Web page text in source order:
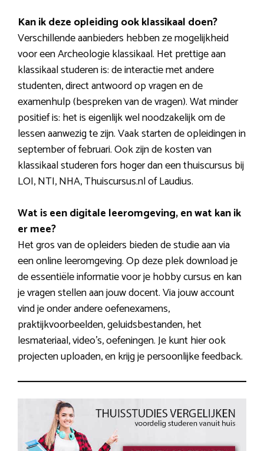
Kan ik deze opleiding ook klassikaal doen?
Verschillende aanbieders hebben ze mogelijkheid
voor een Archeologie klassikaal. Het prettige aan
klassikaal studeren is: de interactie met andere
studenten, direct antwoord op vragen en de
examenhulp (bespreken van de vragen). Wat minder
positief is: het is eigenlijk wel noodzakelijk om de
lessen aanwezig te zijn. Vaak starten de opleidingen in
september of februari. Ook zijn de kosten van
klassikaal studeren fors hoger dan een thuiscursus bij
LOI, NTI, NHA, Thuiscursus.nl of Laudius.
Wat is een digitale leeromgeving, en wat kan ik
er mee?
Het gros van de opleiders bieden de studie aan via
een online leeromgeving. Op deze plek download je
de essentiële informatie voor je hobby cursus en kan
je vragen stellen aan jouw docent. Via jouw account
vind je onder andere oefenexamens,
praktijkvoorbeelden, geluidsbestanden, het
lesmateriaal, video’s, oefeningen. Je kunt hier ook
projecten uploaden, en krijg je persoonlijke feedback.